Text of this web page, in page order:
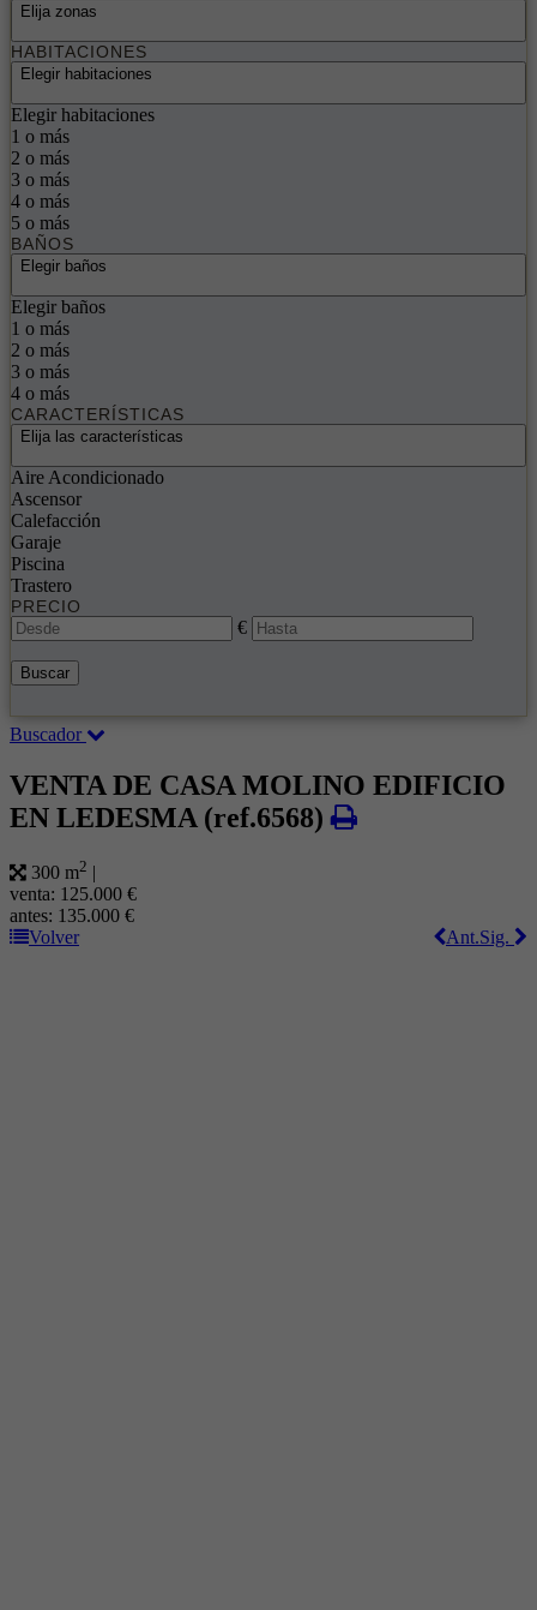
Elija zonas
HABITACIONES
Elegir habitaciones
Elegir habitaciones
1 o más
2 o más
3 o más
4 o más
5 o más
BAÑOS
Elegir baños
Elegir baños
1 o más
2 o más
3 o más
4 o más
CARACTERÍSTICAS
Elija las características
Aire Acondicionado
Ascensor
Calefacción
Garaje
Piscina
Trastero
PRECIO
€
Buscar
Buscador
VENTA DE CASA MOLINO EDIFICIO
EN LEDESMA (ref.6568)
300 m2 |
venta: 125.000 €
antes: 135.000 €
Volver
Sig.
Ant.